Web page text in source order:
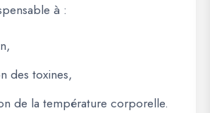
à :
des toxines,
de la température corporelle.